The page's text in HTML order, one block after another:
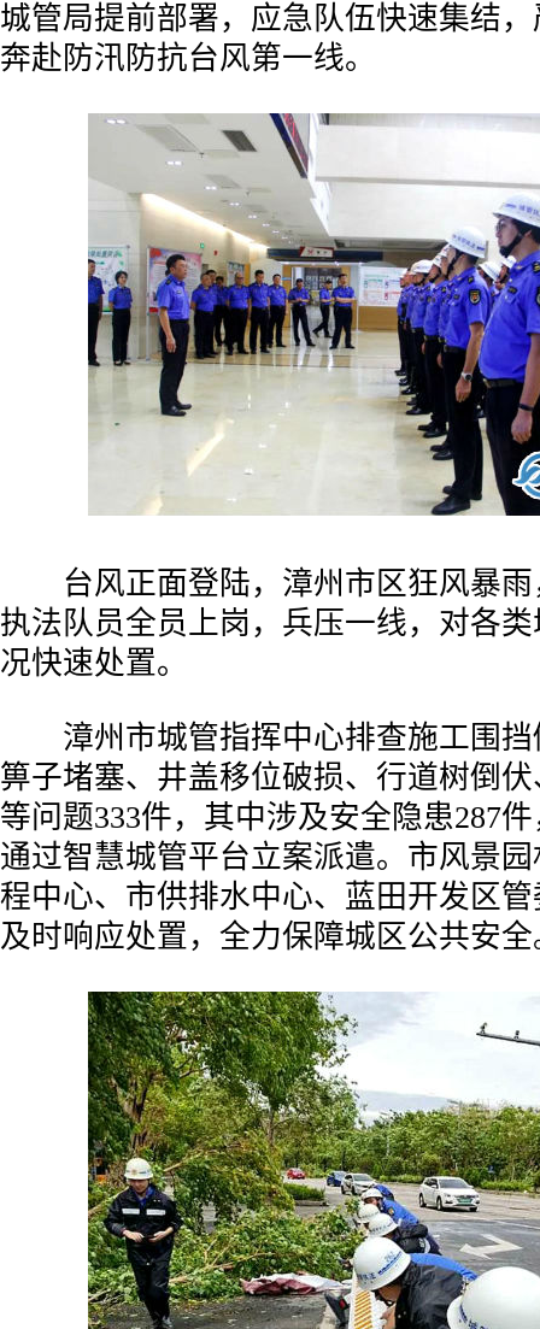
城管局提前部署，应急队伍快速集结
奔赴防汛防抗台风第一线。
台风正面登陆，漳州市区狂风暴雨
执法队员全员上岗，兵压一线，对各
况快速处置。
漳州市城管指挥中心排查施工围挡
箅子堵塞、井盖移位破损、行道树倒
等问题333件，其中涉及安全隐患287
通过智慧城管平台立案派遣。市风景
程中心、市供排水中心、蓝田开发区
及时响应处置，全力保障城区公共安全